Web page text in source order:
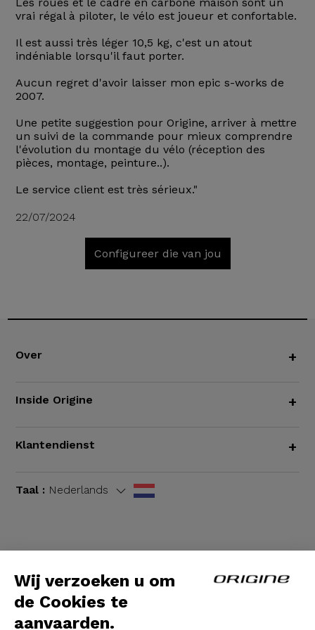
Wij verzoeken u om
de Cookies te
aanvaarden.
vrai régal à piloter, le vélo est joueur et confortable.
Il est aussi très léger 10,5 kg, c'est un atout
indéniable lorsqu'il faut porter.
Aucun regret d'avoir laisser mon epic s-works de
2007.
Une petite suggestion pour Origine, arriver à mettre
un suivi de la commande pour mieux comprendre
l'évolution du montage du vélo (réception des
pièces, montage, peinture..).
Le service client est très sérieux."
22/07/2024
Configureer die van jou
Over +
Inside Origine +
Klantendienst +
Taal : Nederlands